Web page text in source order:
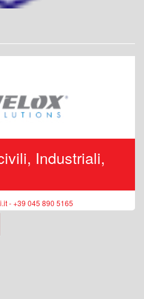
Industriali,
- +39 045 890 5165
Dropdown